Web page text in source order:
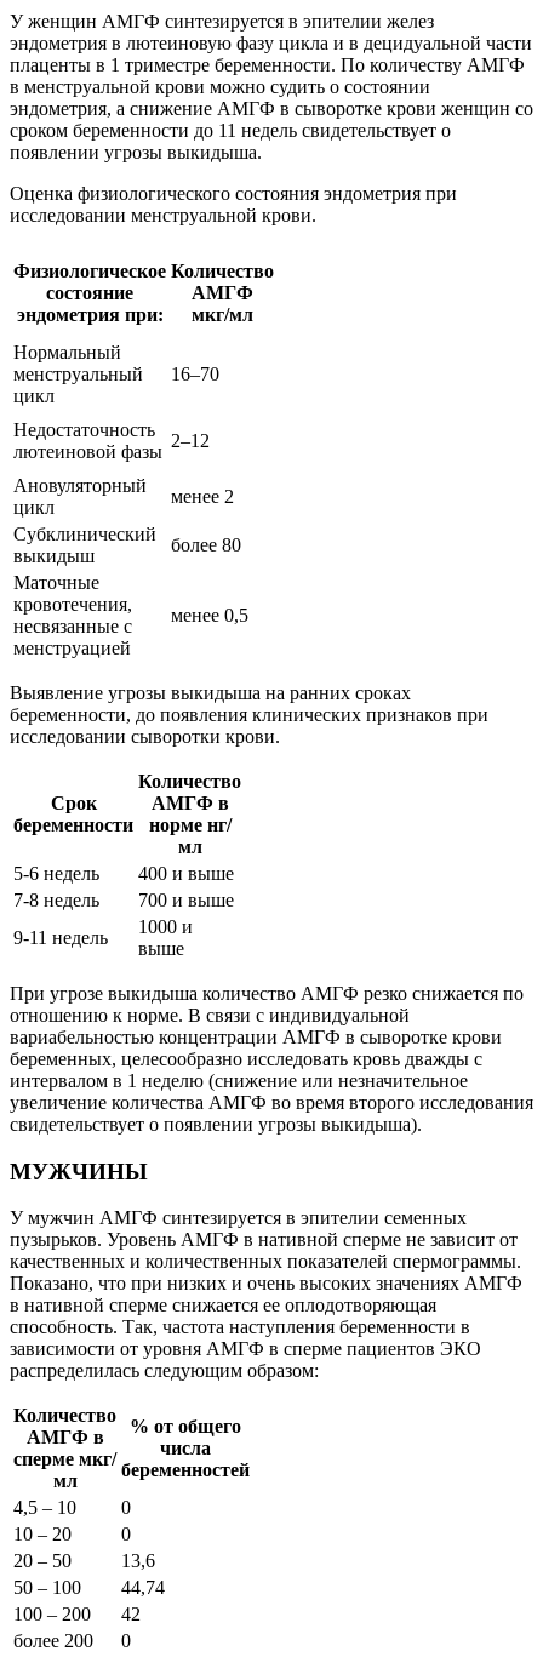
У женщин АМГФ синтезируется в эпителии желез
эндометрия в лютеиновую фазу цикла и в децидуальной части
плаценты в 1 триместре беременности. По количеству АМГФ
в менструальной крови можно судить о состоянии
эндометрия, а снижение АМГФ в сыворотке крови женщин со
сроком беременности до 11 недель свидетельствует о
появлении угрозы выкидыша.
Оценка физиологического состояния эндометрия при
исследовании менструальной крови.
Физиологическое
состояние
эндометрия при:
Количество
АМГФ
мкг/мл
Нормальный
менструальный
цикл
16–70
Недостаточность
лютеиновой фазы
2–12
Ановуляторный
цикл
менее 2
Субклинический
выкидыш
более 80
Маточные
кровотечения,
несвязанные с
менструацией
менее 0,5
Выявление угрозы выкидыша на ранних сроках
беременности, до появления клинических признаков при
исследовании сыворотки крови.
Срок
беременности
Количество
АМГФ в
норме нг/
мл
5-6 недель
400 и выше
7-8 недель
700 и выше
9-11 недель
1000 и
выше
При угрозе выкидыша количество АМГФ резко снижается по
отношению к норме. В связи с индивидуальной
вариабельностью концентрации АМГФ в сыворотке крови
беременных, целесообразно исследовать кровь дважды с
интервалом в 1 неделю (снижение или незначительное
увеличение количества АМГФ во время второго исследования
свидетельствует о появлении угрозы выкидыша).
МУЖЧИНЫ
У мужчин АМГФ синтезируется в эпителии семенных
пузырьков. Уровень АМГФ в нативной сперме не зависит от
качественных и количественных показателей спермограммы.
Показано, что при низких и очень высоких значениях АМГФ
в нативной сперме снижается ее оплодотворяющая
способность. Так, частота наступления беременности в
зависимости от уровня АМГФ в сперме пациентов ЭКО
распределилась следующим образом:
Количество
АМГФ в
сперме мкг/
мл
% от общего
числа
беременностей
4,5 – 10
0
10 – 20
0
20 – 50
13,6
50 – 100
44,74
100 – 200
42
более 200
0